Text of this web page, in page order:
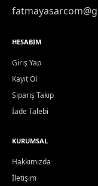
HESABIM
Giriş Yap
Kayıt Ol
Sipariş Takip
İade Talebi
KURUMSAL
Hakkımızda
İletişim